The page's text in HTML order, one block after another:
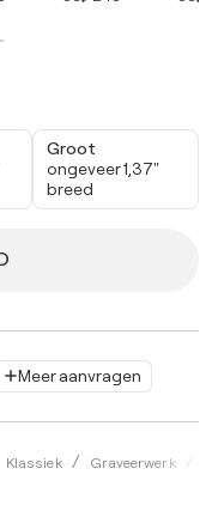
Meer aanvragen
Klassiek Graveerwerk
Groot
ongeveer 1,37"
breed